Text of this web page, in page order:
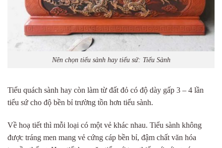
Nên chọn tiểu sành hay tiểu sứ: Tiểu Sành
Tiểu quách sành hay còn làm từ đất đỏ có độ dày gấp 3 – 4 lần
tiểu sứ cho độ bền bỉ trường tồn hơn tiểu sành.
Về hoạ tiết thì mỗi loại có một vẻ khác nhau. Tiểu sành không
được tráng men mang vẻ cứng cáp bền bỉ, đậm chất văn hóa